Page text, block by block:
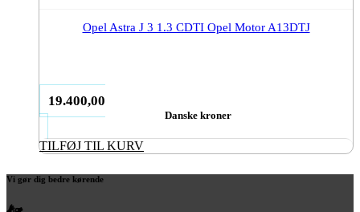
Opel Astra J 3 1.3 CDTI Opel Motor A13DTJ
19.400,00
Danske kroner
TILFØJ TIL KURV
Vi gør dig bedre kørende